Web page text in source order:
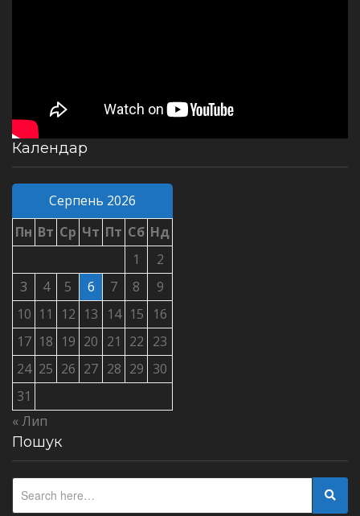
Календар
Серпень 2026
Пн Вт Ср Чт Пт Сб Нд
1
2
3
4 5 6 7 8
9
10 11 12 13 14 15
16
17 18 19 20 21 22 23
24 25 26 27 28 29 30
31
« Лип
Пошук